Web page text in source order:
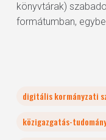
könyvtárak)
formátumban,
digitális kormányzati
közigazgatás-